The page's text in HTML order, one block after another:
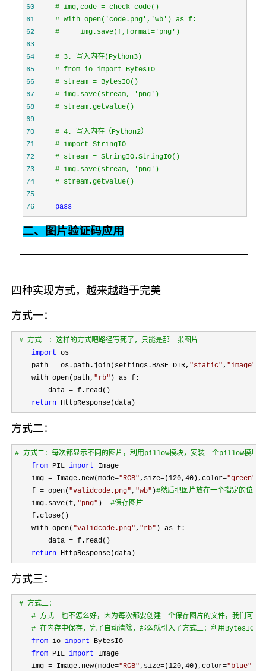
60 # img,code = check_code()
61
# with open('code.png','wb') as f:
62
#
     img.save(f,format='png')
63
64
# 3. 写入内存(Python3)
65
# from io import BytesIO
66
# stream = BytesIO()
67
# img.save(stream, 'png')
68
# stream.getvalue()
69
70
# 4. 写入内存（Python2）
71
# import StringIO
72
# stream = StringIO.StringIO()
73
# img.save(stream, 'png')
74
# stream.getvalue()
75
76
pass
二、图片验证码应用
四种实现方式，越来越趋于完美
方式一：
# 方式一：这样的方式吧路径写死了，只能是那一张图片
import os
    path
= os.path.join(settings.BASE_DIR, "static", "image"
    with open(path,
"rb" ) as f:
        data
= f.read()
return HttpResponse(data)
方式二：
# 方式二：每次都显示不同的图片，利用pillow模块，安装一个pillow模块
from PIL import Image
    img
= Image.new(mode="RGB",size=(120,40),color="green"
    f = open(
"validcode.png", "wb" )#然后把图片放在一个指定的位置
    img.save(f,
"png" ) #保存图片
    f.close()
    with open(
"validcode.png", "rb" ) as f:
        data
= f.read()
return HttpResponse(data)
方式三：
# 方式三：
# 方式二也不怎么好，因为每次都要创建一个保存图片的文件，我们可以
# 在内存中保存，完了自动清除，那么就引入了方式三：利用BytesIO模
from io import BytesIO
from PIL import Image
    img
= Image.new(mode="RGB",size=(120,40),color="blue"